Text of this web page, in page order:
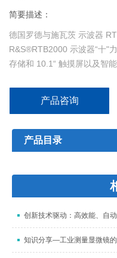
简要描述：
德国罗德与施瓦茨 示波器
R&S®RTB2000 示波器“十"
存储和 10.1“ 触摸屏以及智
产品咨询
产品目录
创新技术驱动：高效能、自
知识分享—工业测量显微镜